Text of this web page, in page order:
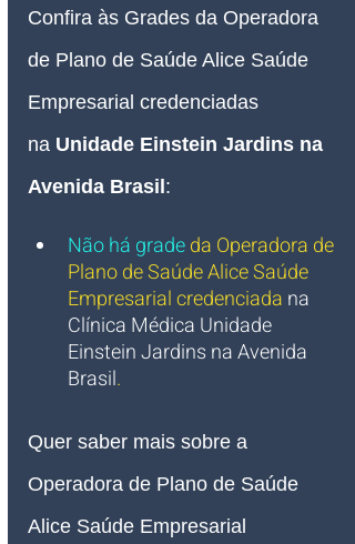
Confira às Grades da Operadora
de Plano de Saúde Alice Saúde
Empresarial credenciadas
na Unidade Einstein Jardins na
Avenida Brasil:
Não há gradeda Operadora de
Plano de Saúde Alice Saúde
Empresarial credenciada na
Clínica Médica Unidade
Einstein Jardins na Avenida
Brasil.
Quer saber mais sobre a
Operadora de Plano de Saúde
Alice Saúde Empresarial